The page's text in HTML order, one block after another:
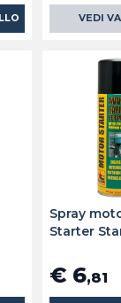
VEDI
Spray
Starter
€ 6,81